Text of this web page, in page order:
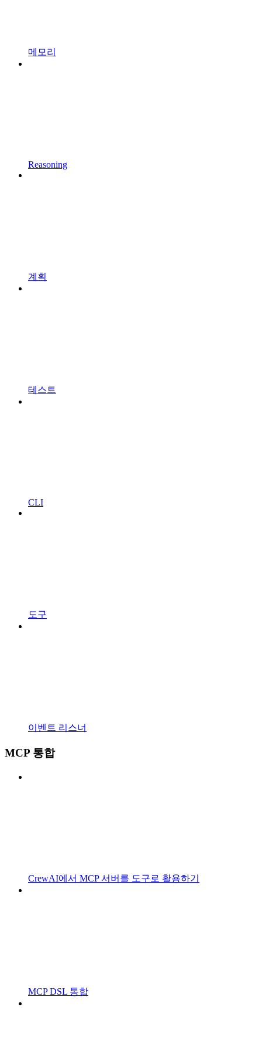
메모리
Reasoning
계획
테스트
CLI
도구
이벤트 리스너
MCP 통합
CrewAI에서 MCP 서버를 도구로 활용하기
MCP DSL 통합